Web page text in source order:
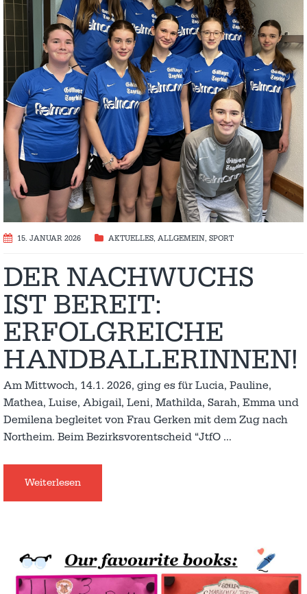
15. JANUAR 2026 AKTUELLES, ALLGEMEIN, SPORT
DER NACHWUCHS
IST BEREIT:
ERFOLGREICHE
HANDBALLERINNEN!
Am Mittwoch, 14.1. 2026, ging es für Lucia, Pauline,
Mathea, Luise, Abigail, Leni, Mathilda, Sarah, Emma und
Demilena begleitet von Frau Gerken mit dem Zug nach
Northeim. Beim Bezirksvorentscheid “JtfO …
Weiterlesen